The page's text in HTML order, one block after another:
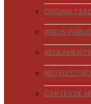
PREUS
SEU
CARTES DE